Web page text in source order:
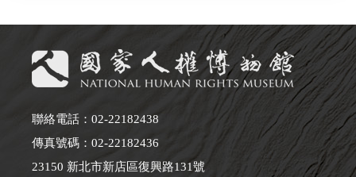
聯絡電話：02-22182438
傳真號碼：02-22182436
23150 新北市新店區復興路131號